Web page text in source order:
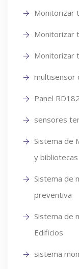
Monitorizar
Monitorizar
Monitorizar
multisensor
Panel
sensores
Sistema de
y bibliotecas
Sistema de
preventiva
Sistema de
Edificios
sistema